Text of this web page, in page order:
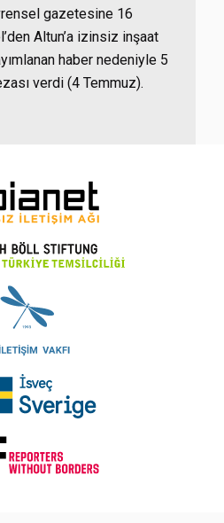
gazetesine 16
Altun’a izinsiz inşaat
haber nedeniyle 5
verdi (4 Temmuz).